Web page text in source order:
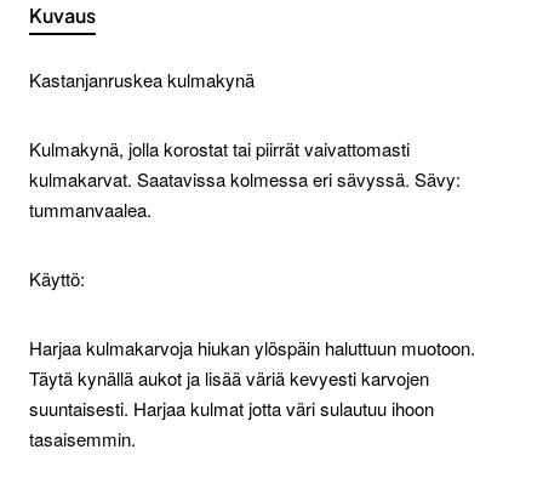
Kuvaus
Kastanjanruskea kulmakynä
Kulmakynä, jolla korostat tai piirrät vaivattomasti
kulmakarvat. Saatavissa kolmessa eri sävyssä. Sävy:
tummanvaalea.
Käyttö:
Harjaa kulmakarvoja hiukan ylöspäin haluttuun muotoon.
Täytä kynällä aukot ja lisää väriä kevyesti karvojen
suuntaisesti. Harjaa kulmat jotta väri sulautuu ihoon
tasaisemmin.